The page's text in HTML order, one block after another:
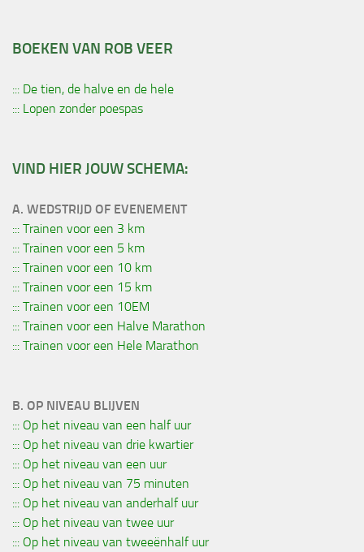
BOEKEN VAN ROB VEER
::: De tien, de halve en de hele
::: Lopen zonder poespas
VIND HIER JOUW SCHEMA:
A. WEDSTRIJD OF EVENEMENT
::: Trainen voor een 3 km
::: Trainen voor een 5 km
::: Trainen voor een 10 km
::: Trainen voor een 15 km
::: Trainen voor een 10EM
::: Trainen voor een Halve Marathon
::: Trainen voor een Hele Marathon
B. OP NIVEAU BLIJVEN
::: Op het niveau van een half uur
::: Op het niveau van drie kwartier
::: Op het niveau van een uur
::: Op het niveau van 75 minuten
::: Op het niveau van anderhalf uur
::: Op het niveau van twee uur
::: Op het niveau van tweeënhalf uur